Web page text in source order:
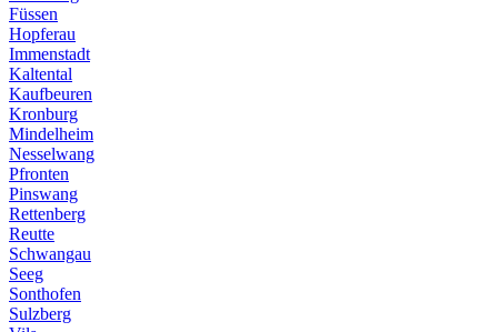
Füssen
Hopferau
Immenstadt
Kaltental
Kaufbeuren
Kronburg
Mindelheim
Nesselwang
Pfronten
Pinswang
Rettenberg
Reutte
Schwangau
Seeg
Sonthofen
Sulzberg